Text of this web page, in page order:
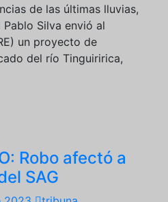
de las últimas lluvias,
Silva envió al
un proyecto de
del río Tinguiririca,
Robo afectó a
SAG